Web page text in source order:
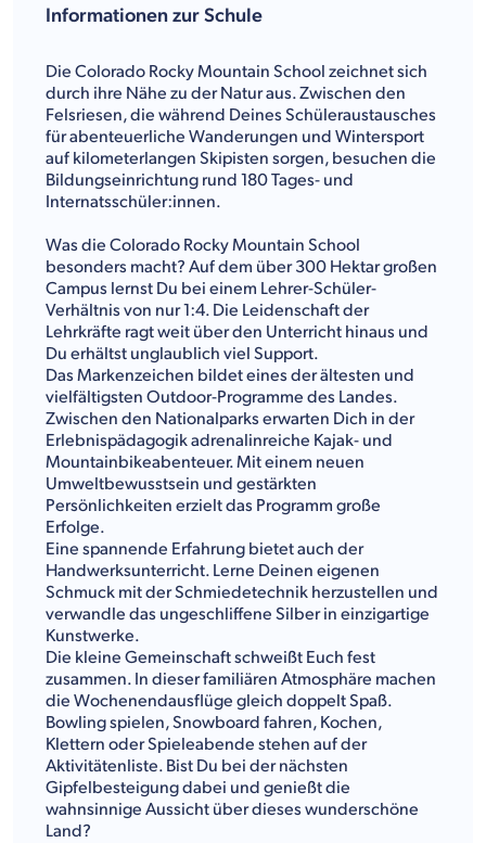
Informationen zur Schule
Die Colorado Rocky Mountain School zeichnet sich
durch ihre Nähe zu der Natur aus. Zwischen den
Felsriesen, die während Deines Schüleraustausches
für abenteuerliche Wanderungen und Wintersport
auf kilometerlangen Skipisten sorgen, besuchen die
Bildungseinrichtung rund 180 Tages- und
Internatsschüler:innen.
Was die Colorado Rocky Mountain School
besonders macht? Auf dem über 300 Hektar großen
Campus lernst Du bei einem Lehrer-Schüler-
Verhältnis von nur 1:4. Die Leidenschaft der
Lehrkräfte ragt weit über den Unterricht hinaus und
Du erhältst unglaublich viel Support.
Das Markenzeichen bildet eines der ältesten und
vielfältigsten Outdoor-Programme des Landes.
Zwischen den Nationalparks erwarten Dich in der
Erlebnispädagogik adrenalinreiche Kajak- und
Mountainbikeabenteuer. Mit einem neuen
Umweltbewusstsein und gestärkten
Persönlichkeiten erzielt das Programm große
Erfolge.
Eine spannende Erfahrung bietet auch der
Handwerksunterricht. Lerne Deinen eigenen
Schmuck mit der Schmiedetechnik herzustellen und
verwandle das ungeschliffene Silber in einzigartige
Kunstwerke.
Die kleine Gemeinschaft schweißt Euch fest
zusammen. In dieser familiären Atmosphäre machen
die Wochenendausflüge gleich doppelt Spaß.
Bowling spielen, Snowboard fahren, Kochen,
Klettern oder Spieleabende stehen auf der
Aktivitätenliste. Bist Du bei der nächsten
Gipfelbesteigung dabei und genießt die
wahnsinnige Aussicht über dieses wunderschöne
Land?